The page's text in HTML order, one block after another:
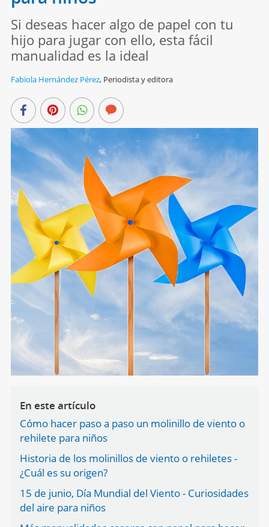
Si deseas hacer algo de papel con tu
hijo para jugar con ello, esta fácil
manualidad es la ideal
Fabiola Hernández Pérez, Periodista y editora
En este artículo
Cómo hacer paso a paso un molinillo de viento o
rehilete para niños
Historia de los molinillos de viento o rehiletes -
¿Cuál es su origen?
15 de junio, Día Mundial del Viento - Curiosidades
del aire para niños